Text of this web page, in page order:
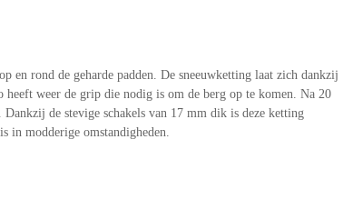
en rond de geharde padden. De sneeuwketting laat zich dankzij
heeft weer de grip die nodig is om de berg op te komen. Na 20
de stevige schakels van 17 mm dik is deze ketting
in modderige omstandigheden.